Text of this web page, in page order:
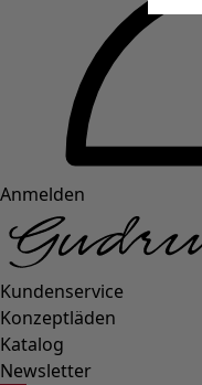
Anmelden
Kundenservice
Konzeptläden
Katalog
Newsletter